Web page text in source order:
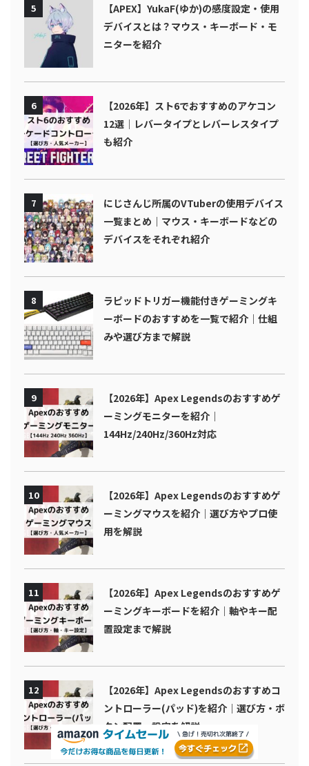
5
【APEX】YukaF(ゆか)の感度設定・使用
デバイスとは？マウス・キーボード・モ
ニターを紹介
6
【2026年】スト6でおすすめのアケコン
12選｜レバータイプとレバーレスタイプ
も紹介
7
にじさんじ所属のVTuberの使用デバイス
一覧まとめ｜マウス・キーボードなどの
デバイスをそれぞれ紹介
8
ラピッドトリガー機能付きゲーミングキ
ーボードのおすすめを一覧で紹介｜仕組
みや選び方まで解説
9
【2026年】Apex Legendsのおすすめゲ
ーミングモニターを紹介｜
144Hz/240Hz/360Hz対応
10
【2026年】Apex Legendsのおすすめゲ
ーミングマウスを紹介｜選び方やプロ使
用を解説
11
【2026年】Apex Legendsのおすすめゲ
ーミングキーボードを紹介｜軸やキー配
置設定まで解説
12
【2026年】Apex Legendsのおすすめコ
ントローラー(パッド)を紹介｜選び方・ボ
タン配置・設定を解説